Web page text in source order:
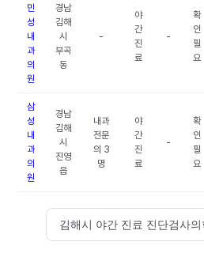
민
성
내
과
의
원
경남
김해
시
부곡
동
-
야
간
진
료
-
확
인
필
요
삼
성
내
과
의
원
경남
김해
시
진영
읍
내과
전문
의 3
명
야
간
진
료
-
확
인
필
요
김해시 야간 진료 진단검사